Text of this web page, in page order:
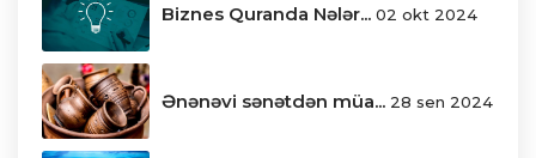
Biznes Quranda Nələr... 02 okt 2024
Ənənəvi sənətdən müa... 28 sen 2024